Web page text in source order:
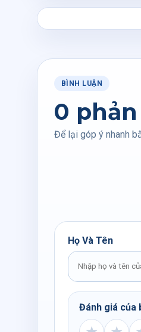
BÌNH LUẬN
0
Để lại góp ý nhanh
Họ Và Tên
Đánh giá của